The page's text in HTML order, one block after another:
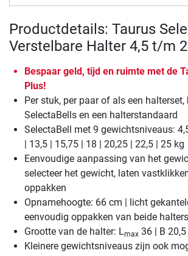
Productdetails: Taurus
Verstelbare Halter 4,5 t/m
Bespaar geld, tijd en ruimte met de
Plus!
Per stuk, per paar of als een
SelectaBells en een halterstandaard
SelectaBell met 9 gewichtsniveaus:
| 13,5 | 15,75 | 18 | 20,25 | 22,5 | 25 kg
Eenvoudige aanpassing van het
selecteer het gewicht, laten
oppakken
Opnamehoogte: 66 cm | licht
eenvoudig oppakken van beide halters
Grootte van de halter: Lmax 36 | B
Kleinere gewichtsniveaus zijn ook